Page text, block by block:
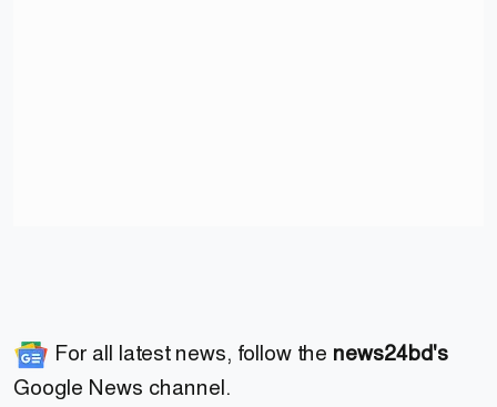
For all latest news, follow the news24bd's
Google News channel.